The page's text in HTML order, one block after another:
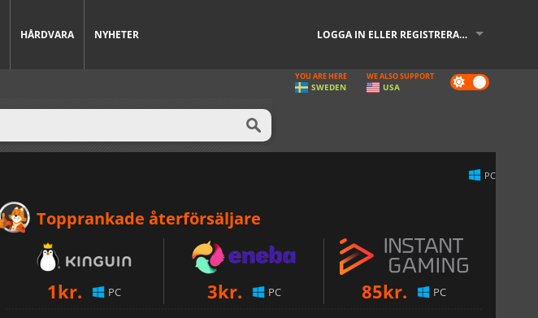
HÅRDVARA NYHETER LOGGA IN ELLER REGISTRERA DIG
Dark
mode
YOU ARE HERE
SWEDEN
WE ALSO SUPPORT
USA
PC
Topprankade återförsäljare
1kr. PC 3kr. PC 85kr. PC